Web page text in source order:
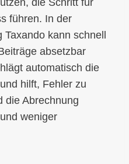
führen. In der
Taxando kann schnell
absetzbar
automatisch die
hilft, Fehler zu
die Abrechnung
weniger